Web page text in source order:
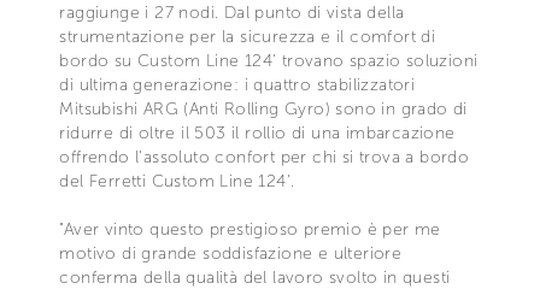
raggiunge i 27 nodi. Dal punto di vista della
strumentazione per la sicurezza e il comfort di
bordo su Custom Line 124' trovano spazio soluzioni
di ultima generazione: i quattro stabilizzatori
Mitsubishi ARG (Anti Rolling Gyro) sono in grado di
ridurre di oltre il 503 il rollio di una imbarcazione
offrendo l'assoluto confort per chi si trova a bordo
del Ferretti Custom Line 124'.
"Aver vinto questo prestigioso premio è per me
motivo di grande soddisfazione e ulteriore
conferma della qualità del lavoro svolto in questi